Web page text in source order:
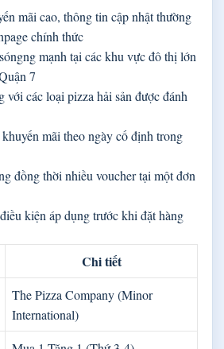
mãi cao, thông tin cập nhật thường
chính thức
mạnh tại các khu vực đô thị lớn
7
với các loại pizza hải sản được đánh
mãi theo ngày cố định trong
đồng thời nhiều voucher tại một đơn
kiện áp dụng trước khi đặt hàng
Chi tiết
The Pizza Company (Minor
International)